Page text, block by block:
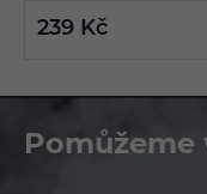
239 Kč
Pomůžeme